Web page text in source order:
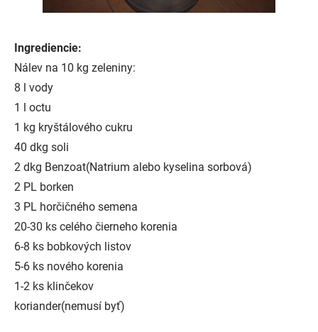
Ingrediencie:
Nálev na 10 kg zeleniny:
8 l vody
1 l octu
1 kg kryštálového cukru
40 dkg soli
2 dkg Benzoat(Natrium alebo kyselina sorbová)
2 PL borken
3 PL horčičného semena
20-30 ks celého čierneho korenia
6-8 ks bobkových listov
5-6 ks nového korenia
1-2 ks klinčekov
koriander(nemusí byť)